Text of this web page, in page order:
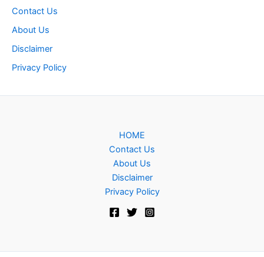
Contact Us
About Us
Disclaimer
Privacy Policy
HOME
Contact Us
About Us
Disclaimer
Privacy Policy